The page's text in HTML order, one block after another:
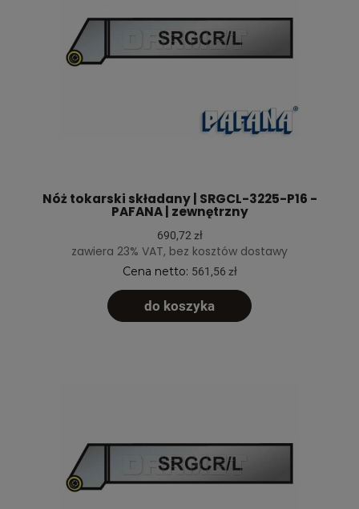
Nóż tokarski składany | SRGCL-3225-P16 -
PAFANA | zewnętrzny
690,72 zł
zawiera 23% VAT, bez kosztów dostawy
Cena netto: 561,56 zł
do koszyka